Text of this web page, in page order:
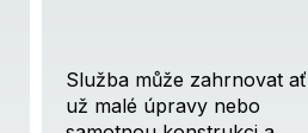
Služba může zahrnovat ať
už malé úpravy nebo